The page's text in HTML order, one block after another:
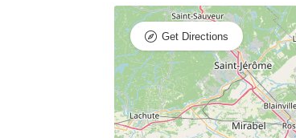
Get Directions